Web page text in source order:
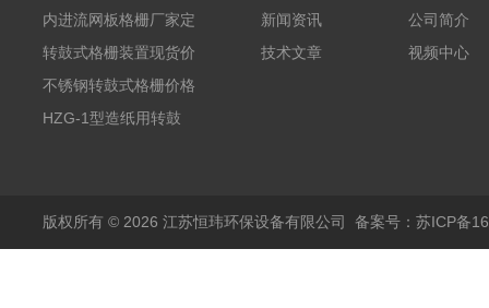
内进流网板格栅厂家定
制
转鼓式格栅装置现货价
格
不锈钢转鼓式格栅价格
HZG-1型造纸用转鼓
新闻资讯
技术文章
公司简介
视频中心
版权所有 © 2026 江苏恒玮环保设备有限公司 备案号：苏ICP备